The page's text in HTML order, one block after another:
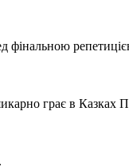
фінальною
грає в Казках